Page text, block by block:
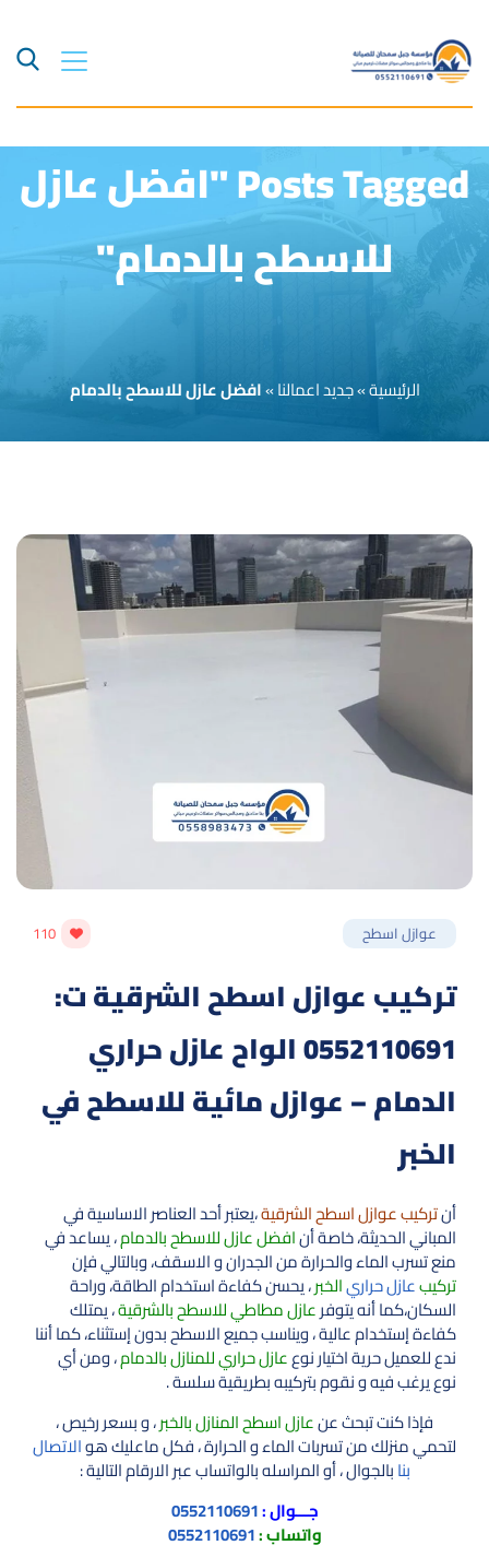
Posts Tagged "افضل عازل
للاسطح بالدمام"
الرئيسية»جديد اعمالنا»افضل عازل للاسطح بالدمام
عوازل اسطح 110
تركيب عوازل اسطح الشرقية ت:
0552110691 الواح عازل حراري
الدمام – عوازل مائية للاسطح في
الخبر
أنتركيب عوازل اسطح الشرقية،يعتبر أحد العناصر الاساسية في
المباني الحديثة، خاصة أنافضل عازل للاسطح بالدمام، يساعد في
منع تسرب الماء والحرارة من الجدران و الاسقف، وبالتالي فإن
تركيبعازل حراريالخبر، يحسن كفاءة استخدام الطاقة، وراحة
السكان،كما أنه يتوفرعازل مطاطي للاسطح بالشرقية، يمتلك
كفاءة إستخدام عالية ، ويناسب جميع الاسطح بدون إستثناء، كما أننا
ندع للعميل حرية اختيار نوععازل حراري للمنازل بالدمام، ومن أي
نوع يرغب فيه و نقوم بتركيبه بطريقية سلسة .
فإذا كنت تبحث عنعازل اسطح المنازل بالخبر، و بسعر رخيص ،
لتحمي منزلك من تسربات الماء و الحرارة ، فكل ماعليك هوالاتصال
بنابالجوال ، أو المراسله بالواتساب عبر الارقام التالية :
جـــوال :0552110691
واتساب :